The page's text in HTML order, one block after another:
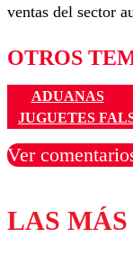
ventas del sector
OTROS
ADUANAS
JUGUETES
Ver
Los
LAS